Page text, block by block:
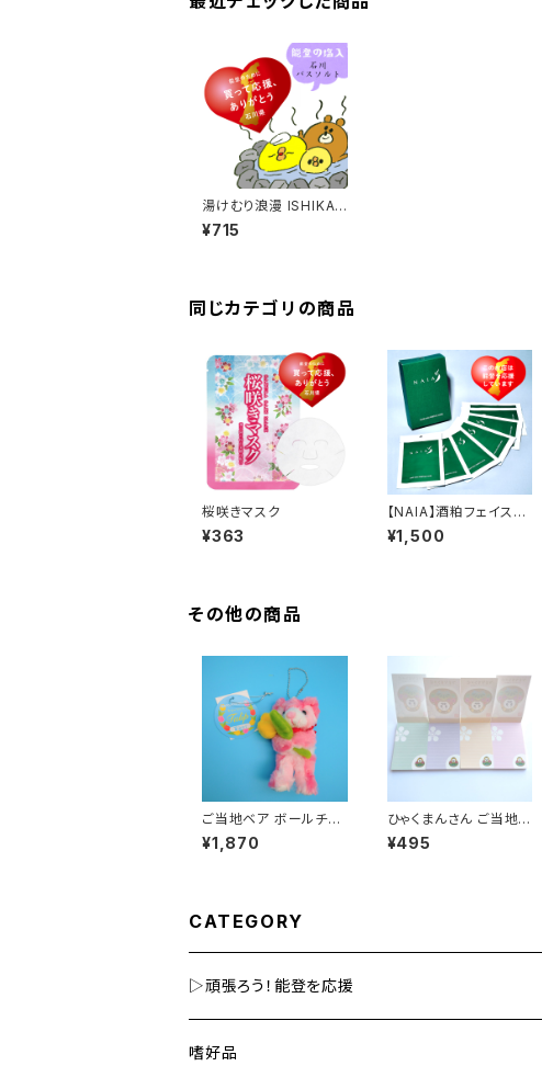
湯けむり浪漫 ISHIKAW
A BATHPORT（3包入
り）
¥715
同じカテゴリの商品
桜咲きマスク
¥363
【NAIA】酒粕フェイスマ
スク7枚入り
¥1,500
その他の商品
ご当地ベア ボールチェ
ーン
¥1,870
ひゃくまんさん ご当地限
定ミニ4Pメモ帳
¥495
CATEGORY
▷頑張ろう！能登を応援
嗜好品
嗜好品